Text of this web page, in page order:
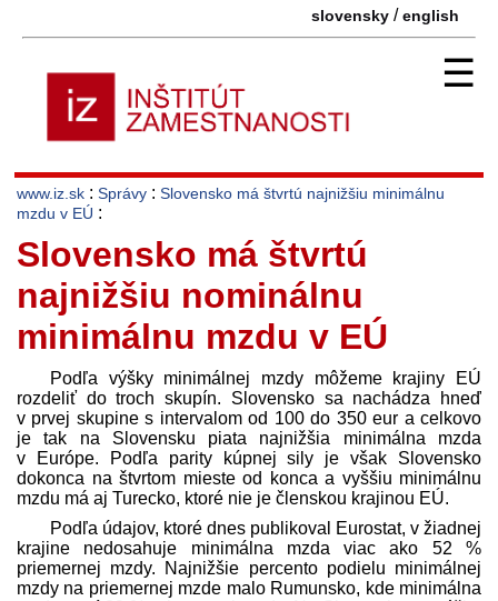
slovensky /english
☰
www.iz.sk : Správy : Slovensko má štvrtú najnižšiu minimálnu
mzdu v EÚ :
Slovensko má štvrtú
najnižšiu nominálnu
minimálnu mzdu v EÚ
Podľa výšky minimálnej mzdy môžeme krajiny EÚ
rozdeliť do troch skupín. Slovensko sa nachádza hneď
v prvej skupine s intervalom od 100 do 350 eur a celkovo
je tak na Slovensku piata najnižšia minimálna mzda
v Európe. Podľa parity kúpnej sily je však Slovensko
dokonca na štvrtom mieste od konca a vyššiu minimálnu
mzdu má aj Turecko, ktoré nie je členskou krajinou EÚ.
Podľa údajov, ktoré dnes publikoval Eurostat, v žiadnej
krajine nedosahuje minimálna mzda viac ako 52 %
priemernej mzdy. Najnižšie percento podielu minimálnej
mzdy na priemernej mzde malo Rumunsko, kde minimálna